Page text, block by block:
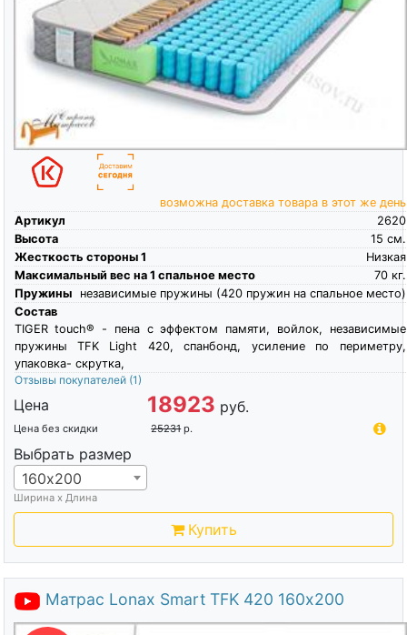
возможна доставка товара в этот же день
Артикул
2620
Высота
см.
15
Жесткость стороны 1
Низкая
Максимальный вес на 1 спальное место
кг.
70
Пружины
независимые пружины (420 пружин на спальное место)
Состав
TIGER touch® - пена с эффектом памяти, войлок, независимые
пружины TFK Light 420, спанбонд, усиление по периметру,
упаковка- скрутка,
Отзывы покупателей (1)
Цена 18923 руб.
Цена без скидки 25231 р.
Выбрать размер
160х200
Ширина х Длина
Купить
Матрас Lonax Smart TFK 420 160х200